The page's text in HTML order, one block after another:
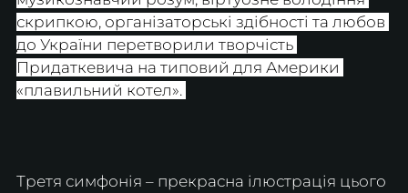
скрипкою, організаторські здібності та любов
до України перетворили творчість
Придаткевича на типовий для Америки
«плавильний котел».
Третя симфонія – прекрасна ілюстрація цього